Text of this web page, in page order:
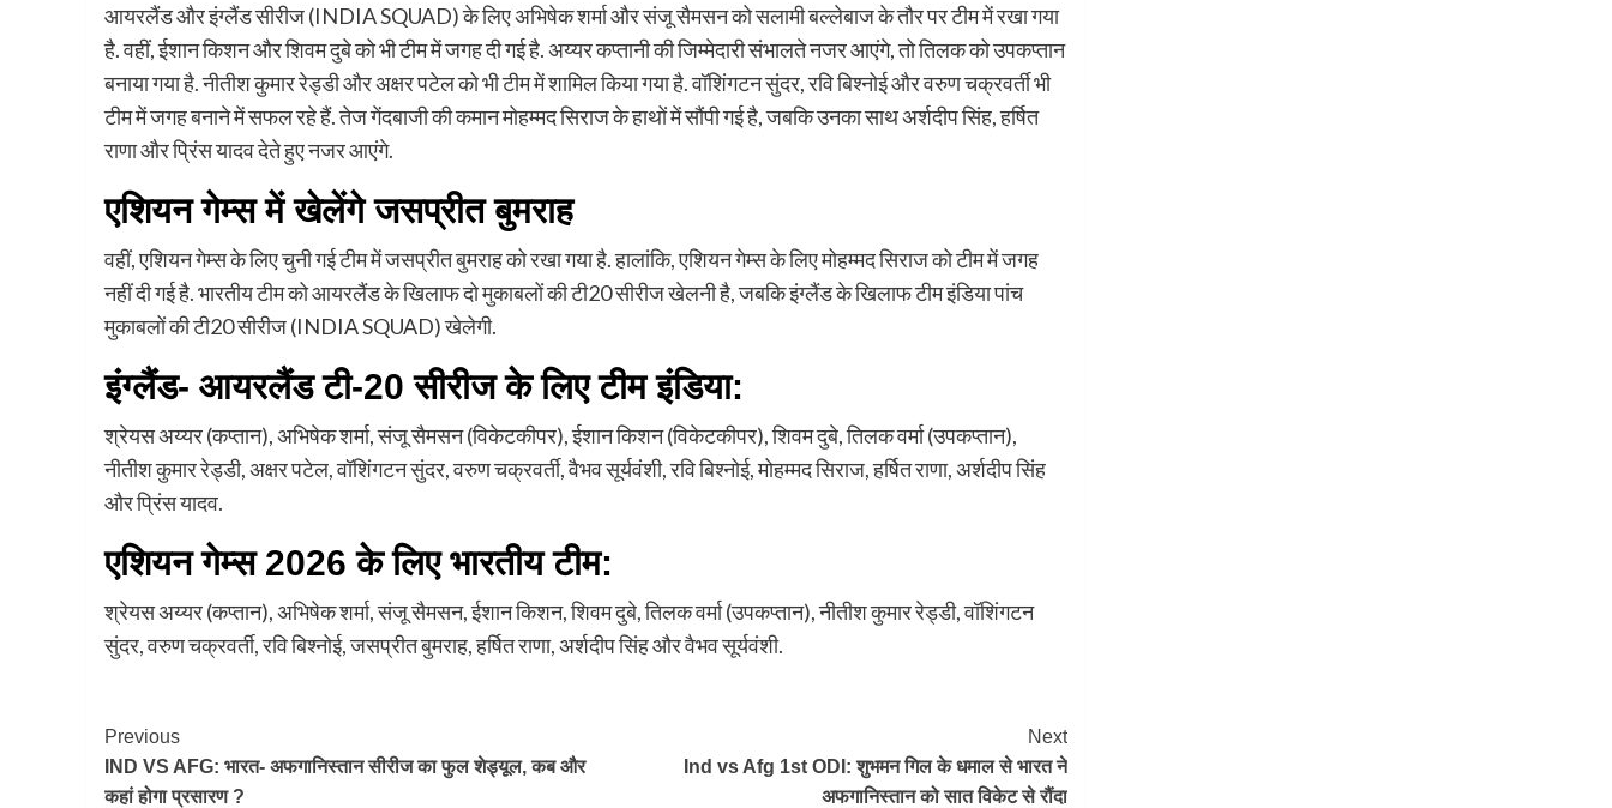
आयरलैंड और इंग्लैंड सीरीज (INDIA SQUAD) के लिए अभिषेक शर्मा और संजू सैमसन को सलामी बल्लेबाज के तौर पर टीम में रखा गया
है. वहीं, ईशान किशन और शिवम दुबे को भी टीम में जगह दी गई है. अय्यर कप्तानी की जिम्मेदारी संभालते नजर आएंगे, तो तिलक को उपकप्तान
बनाया गया है. नीतीश कुमार रेड्डी और अक्षर पटेल को भी टीम में शामिल किया गया है. वॉशिंगटन सुंदर, रवि बिश्नोई और वरुण चक्रवर्ती भी
टीम में जगह बनाने में सफल रहे हैं. तेज गेंदबाजी की कमान मोहम्मद सिराज के हाथों में सौंपी गई है, जबकि उनका साथ अर्शदीप सिंह, हर्षित
राणा और प्रिंस यादव देते हुए नजर आएंगे.
एशियन गेम्स में खेलेंगे जसप्रीत बुमराह
वहीं, एशियन गेम्स के लिए चुनी गई टीम में जसप्रीत बुमराह को रखा गया है. हालांकि, एशियन गेम्स के लिए मोहम्मद सिराज को टीम में जगह
नहीं दी गई है. भारतीय टीम को आयरलैंड के खिलाफ दो मुकाबलों की टी20 सीरीज खेलनी है, जबकि इंग्लैंड के खिलाफ टीम इंडिया पांच
मुकाबलों की टी20 सीरीज (INDIA SQUAD) खेलेगी.
इंग्लैंड- आयरलैंड टी-20 सीरीज के लिए टीम इंडिया:
श्रेयस अय्यर (कप्तान), अभिषेक शर्मा, संजू सैमसन (विकेटकीपर), ईशान किशन (विकेटकीपर), शिवम दुबे, तिलक वर्मा (उपकप्तान),
नीतीश कुमार रेड्डी, अक्षर पटेल, वॉशिंगटन सुंदर, वरुण चक्रवर्ती, वैभव सूर्यवंशी, रवि बिश्नोई, मोहम्मद सिराज, हर्षित राणा, अर्शदीप सिंह
और प्रिंस यादव.
एशियन गेम्स 2026 के लिए भारतीय टीम:
श्रेयस अय्यर (कप्तान), अभिषेक शर्मा, संजू सैमसन, ईशान किशन, शिवम दुबे, तिलक वर्मा (उपकप्तान), नीतीश कुमार रेड्डी, वॉशिंगटन
सुंदर, वरुण चक्रवर्ती, रवि बिश्नोई, जसप्रीत बुमराह, हर्षित राणा, अर्शदीप सिंह और वैभव सूर्यवंशी.
Post
Navigation
Previous
IND VS AFG: भारत- अफगानिस्तान सीरीज का फुल शेड्यूल, कब और
कहां होगा प्रसारण ?
Next
Ind vs Afg 1st ODI: शुभमन गिल के धमाल से भारत ने
अफगानिस्तान को सात विकेट से रौंदा